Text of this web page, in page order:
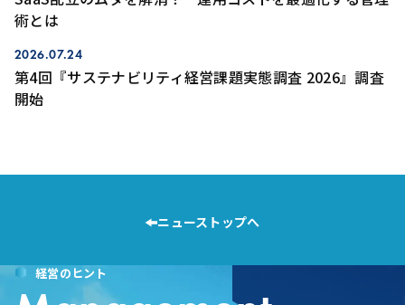
術とは
2026.07.24
第4回『サステナビリティ経営課題実態調査 2026』調査
開始
ニューストップへ
経営のヒント